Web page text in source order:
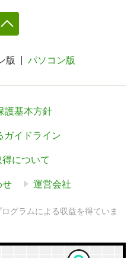
版 パソコン版
護基本方針
ガイドライン
について
せ 運営会社
グラムによる収益を得ていま